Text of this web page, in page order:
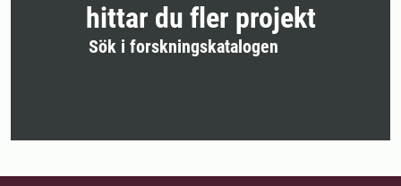
hittar du fler projekt
Sök i forskningskatalogen